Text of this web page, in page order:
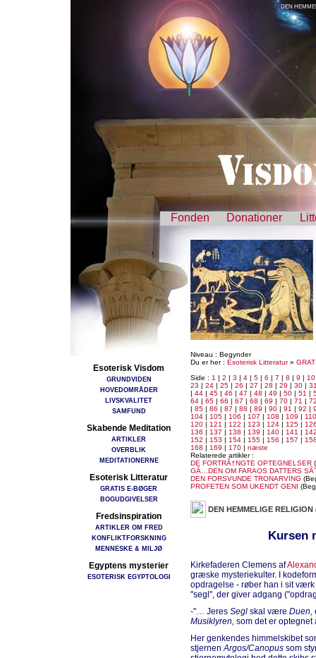
DEN
Fonden Donationer
Esoterisk Visdom
GRUNDVIDEN
HOVEDOMRÅDER
LIVSKVALITET
SAMFUND
Skabende Meditation
ARTIKLER
OVERBLIK
MEDITATIONERNE
Esoterisk Litteratur
GRATIS E-BØGER
BOGUDGIVELSER
Fredsinspiration
ARTIKLER OM FRED
KONFLIKTFORSKNING
MENNESKE & MILJØ
Egyptens mysterier
ESOTERISK EGYPTOLOGI
Niveau : Begynder
Du er her : Esoterisk Litteratur»
Side : 1 | 2 | 3 | 4 | 5 | 6 | 7 | 8 | 9 | 10
23 | 24 | 25 | 26 | 27 | 28 | 29 | 30 |
| 44 | 45 | 46 | 47 | 48 | 49 | 50 | 51 |
64 | 65 | 66 | 67 | 68 | 69 | 70 | 71 |
| 85 | 86 | 87 | 88 | 89 | 90 | 91 | 92 |
104 | 105 | 106 | 107 | 108 | 109 | 110
120 | 121 | 122 | 123 | 124 | 125 |
136 | 137 | 138 | 139 | 140 | 141 |
152 | 153 | 154 | 155 | 156 | 157 |
168 | 169 | 170 | næste
Relaterede artikler :
DE FORTRÃ†NGTE OPTEGNELSER
GÃ…DEN OM FARAOS DATTERS
DEN FORSVUNDE TRONARVING
PROFETEN SOM UKENDT GENI
DEN HEMMELIGE RELIGION
Kursen
Kirkefaderen Clemens af
græske mysteriekulter. I
opdragelse - røber han i sit
"segl", der giver adgang
-"… Jeres Segl skal være Duen,
Musiklyren, som det er optegnet
Her genkendes himmelskibet
stjernenArgos/Canopus som